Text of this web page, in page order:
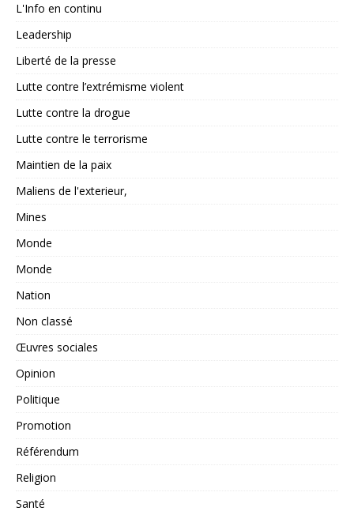
L'Info en continu
Leadership
Liberté de la presse
Lutte contre l’extrémisme violent
Lutte contre la drogue
Lutte contre le terrorisme
Maintien de la paix
Maliens de l'exterieur,
Mines
Monde
Monde
Nation
Non classé
Œuvres sociales
Opinion
Politique
Promotion
Référendum
Religion
Santé